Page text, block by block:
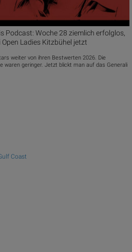
Podcast: Woche 28 ziemlich erfolglos,
Ladies Kitzbühel jetzt
weiter von ihren Bestwerten 2026. Die
waren geringer. Jetzt blickt man auf das Generali
Coast